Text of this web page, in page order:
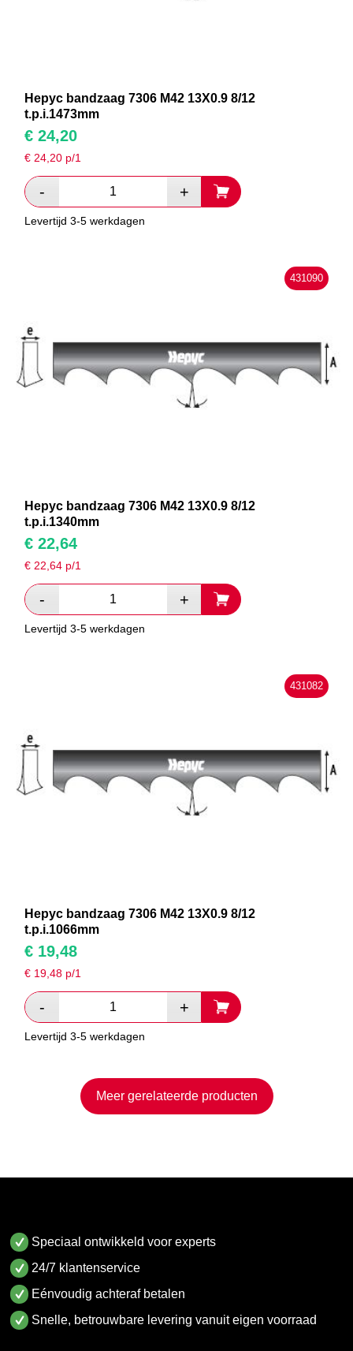
Hepyc bandzaag 7306 M42 13X0.9 8/12
t.p.i.1473mm
€ 24,20
€24,20 p/1
Levertijd 3-5 werkdagen
431090
Hepyc bandzaag 7306 M42 13X0.9 8/12
t.p.i.1340mm
€ 22,64
€22,64 p/1
Levertijd 3-5 werkdagen
431082
Hepyc bandzaag 7306 M42 13X0.9 8/12
t.p.i.1066mm
€ 19,48
€ 19,48 p/1
Levertijd 3-5 werkdagen
Meer gerelateerde producten
Speciaal ontwikkeld voor experts
24/7 klantenservice
Eénvoudig achteraf betalen
Snelle, betrouwbare levering vanuit eigen voorraad